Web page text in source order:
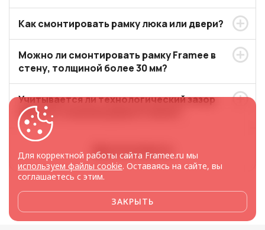
Как смонтировать рамку люка или двери?
Можно ли смонтировать рамку Framee в
стену, толщиной более 30 мм?
Учитывается ли технологический зазор
при изготовлении рамок Framee?
Другие вопросы
Для корректной работы сайта Framee.ru мы
используем файлы cookie. Оставаясь на сайте, вы
соглашаетесь с этим.
ЗАКРЫТЬ